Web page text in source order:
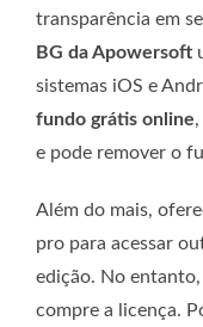
transparência em
BG da Apowersoft
sistemas iOS e
fundo grátis online
e pode remover o
Além do mais,
pro para acessar
edição. No
compre a licença.